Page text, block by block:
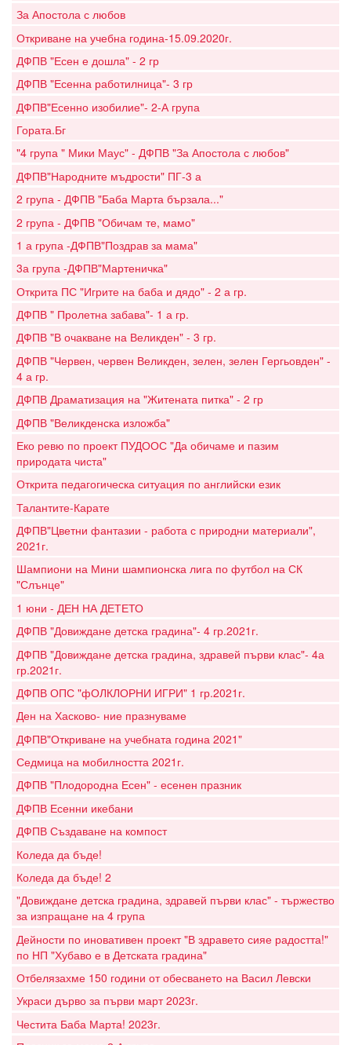
За Апостола с любов
Откриване на учебна година-15.09.2020г.
ДФПВ "Есен е дошла" - 2 гр
ДФПВ "Есенна работилница"- 3 гр
ДФПВ"Есенно изобилие"- 2-А група
Гората.Бг
"4 група " Мики Маус" - ДФПВ "За Апостола с любов"
ДФПВ"Народните мъдрости" ПГ-3 а
2 група - ДФПВ "Баба Марта бързала..."
2 група - ДФПВ "Обичам те, мамо"
1 а група -ДФПВ"Поздрав за мама"
3а група -ДФПВ"Мартеничка"
Открита ПС "Игрите на баба и дядо" - 2 а гр.
ДФПВ " Пролетна забава"- 1 а гр.
ДФПВ "В очакване на Великден" - 3 гр.
ДФПВ "Червен, червен Великден, зелен, зелен Гергьовден" -
4 а гр.
ДФПВ Драматизация на "Житената питка" - 2 гр
ДФПВ "Великденска изложба"
Еко ревю по проект ПУДООС "Да обичаме и пазим
природата чиста"
Открита педагогическа ситуация по английски език
Талантите-Карате
ДФПВ"Цветни фантазии - работа с природни материали",
2021г.
Шампиони на Мини шампионска лига по футбол на СК
"Слънце"
1 юни - ДЕН НА ДЕТЕТО
ДФПВ "Довиждане детска градина"- 4 гр.2021г.
ДФПВ "Довиждане детска градина, здравей първи клас"- 4а
гр.2021г.
ДФПВ ОПС "фОЛКЛОРНИ ИГРИ" 1 гр.2021г.
Ден на Хасково- ние празнуваме
ДФПВ"Откриване на учебната година 2021"
Седмица на мобилността 2021г.
ДФПВ "Плодородна Есен" - есенен празник
ДФПВ Есенни икебани
ДФПВ Създаване на компост
Коледа да бъде!
Коледа да бъде! 2
"Довиждане детска градина, здравей първи клас" - тържество
за изпращане на 4 група
Дейности по иновативен проект "В здравето сияе радостта!"
по НП "Хубаво е в Детската градина"
Отбелязахме 150 години от обесването на Васил Левски
Украси дърво за първи март 2023г.
Честита Баба Марта! 2023г.